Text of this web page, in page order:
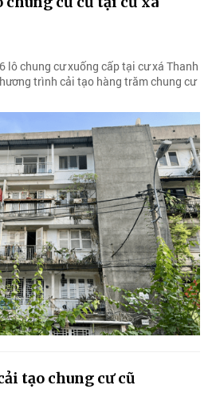
lô chung cư xuống cấp tại cư xá Thanh
trình cải tạo hàng trăm chung cư
tạo chung cư cũ